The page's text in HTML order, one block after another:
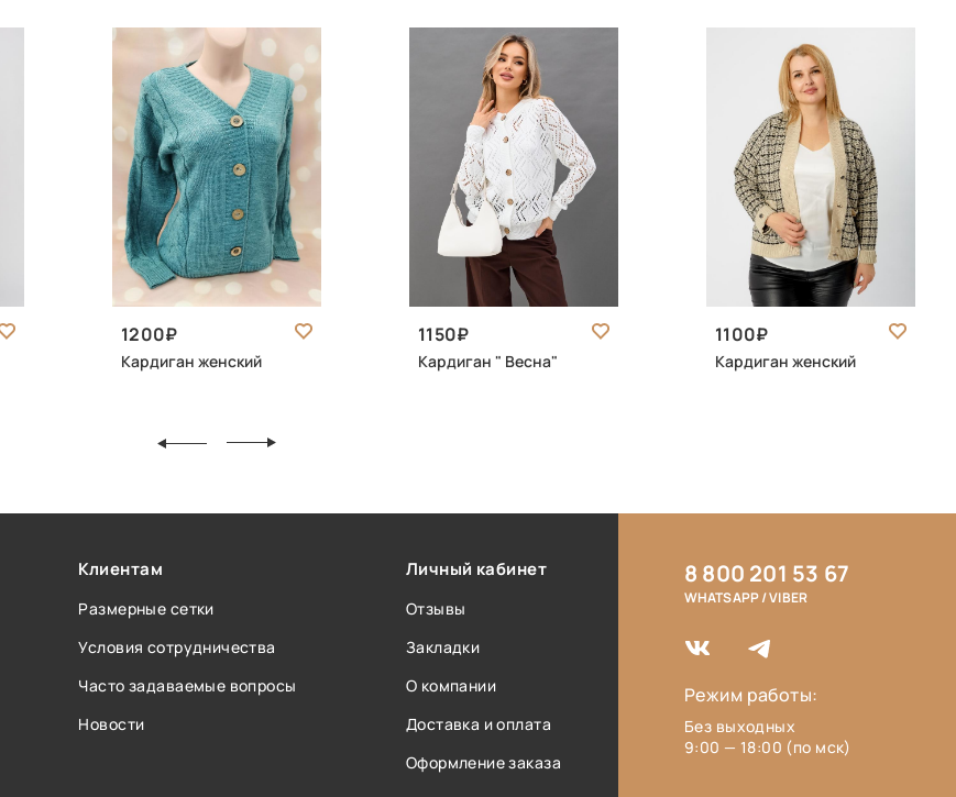
1200
Кардиган женский
1150
Кардиган " Весна"
1100
Кардиган женский
Клиентам
Размерные сетки
Условия сотрудничества
Часто задаваемые вопросы
Новости
Личный кабинет
Отзывы
Закладки
О компании
Доставка и оплата
Оформление заказа
8 800 201 53 67
WHATSAPP / VIBER
Режим работы:
Без выходных
9:00 — 18:00 (по мск)